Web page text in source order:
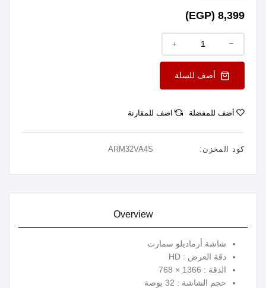
8,399 (EGP)
أضف للسلة
أضف للمفضلة اضف للمقارنة
كود المخزن: ARM32VA4S
Overview
شاشة أرماديلو سمارت
دقة العرض : HD
الدقة : 1366 × 768
حجم الشاشة : 32 بوصة